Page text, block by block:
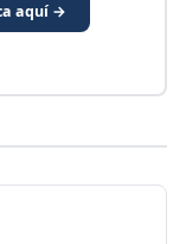
aquí →